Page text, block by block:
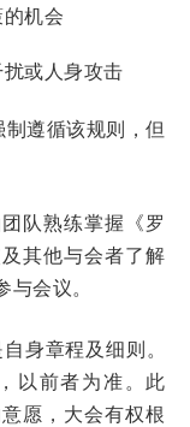
机会
或人身攻击
遵循该规则，但
队熟练掌握《罗
其他与会者了解
会议。
身章程及细则。
以前者为准。此
愿，大会有权根